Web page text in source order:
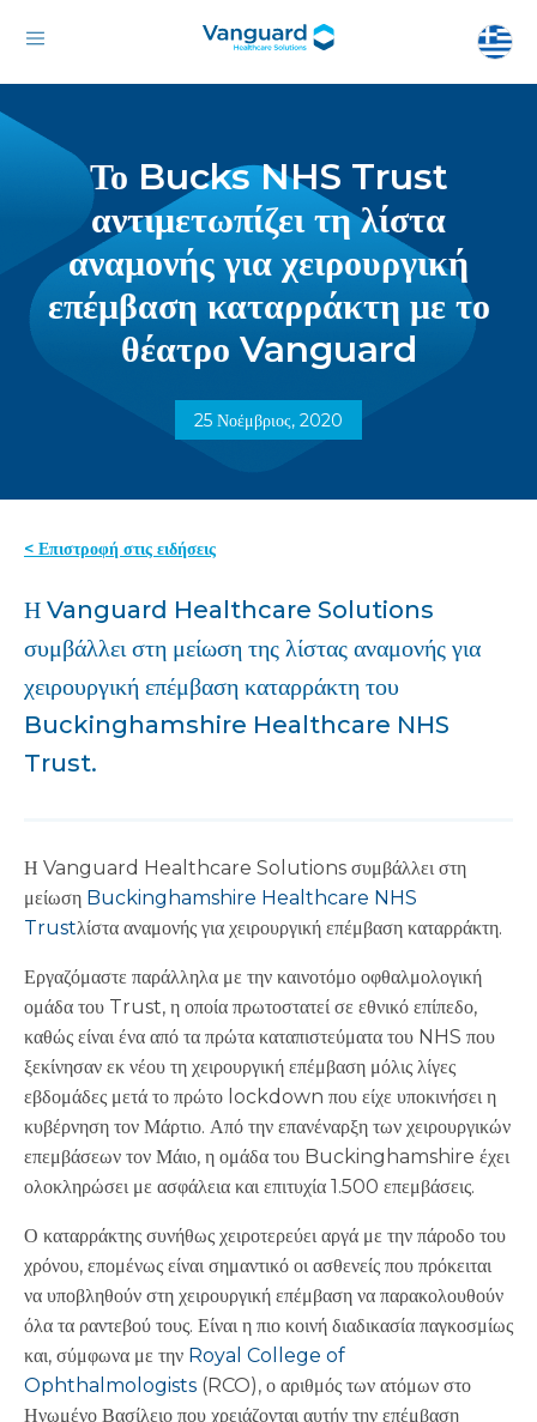
Το Bucks NHS Trust
αντιμετωπίζει τη λίστα
αναμονής για χειρουργική
επέμβαση καταρράκτη με το
θέατρο Vanguard
25 Νοέμβριος, 2020
< Επιστροφή στις ειδήσεις
Η Vanguard Healthcare Solutions
συμβάλλει στη μείωση της λίστας αναμονής για
χειρουργική επέμβαση καταρράκτη του
Buckinghamshire Healthcare NHS
Trust.
Η Vanguard Healthcare Solutions συμβάλλει στη
μείωση Buckinghamshire Healthcare NHS
Trustλίστα αναμονής για χειρουργική επέμβαση καταρράκτη.
Εργαζόμαστε παράλληλα με την καινοτόμο οφθαλμολογική
ομάδα του Trust, η οποία πρωτοστατεί σε εθνικό επίπεδο,
καθώς είναι ένα από τα πρώτα καταπιστεύματα του NHS που
ξεκίνησαν εκ νέου τη χειρουργική επέμβαση μόλις λίγες
εβδομάδες μετά το πρώτο lockdown που είχε υποκινήσει η
κυβέρνηση τον Μάρτιο. Από την επανέναρξη των χειρουργικών
επεμβάσεων τον Μάιο, η ομάδα του Buckinghamshire έχει
ολοκληρώσει με ασφάλεια και επιτυχία 1.500 επεμβάσεις.
Ο καταρράκτης συνήθως χειροτερεύει αργά με την πάροδο του
χρόνου, επομένως είναι σημαντικό οι ασθενείς που πρόκειται
να υποβληθούν στη χειρουργική επέμβαση να παρακολουθούν
όλα τα ραντεβού τους. Είναι η πιο κοινή διαδικασία παγκοσμίως
και, σύμφωνα με την Royal College of
Ophthalmologists (RCO), ο αριθμός των ατόμων στο
Ηνωμένο Βασίλειο που χρειάζονται αυτήν την επέμβαση